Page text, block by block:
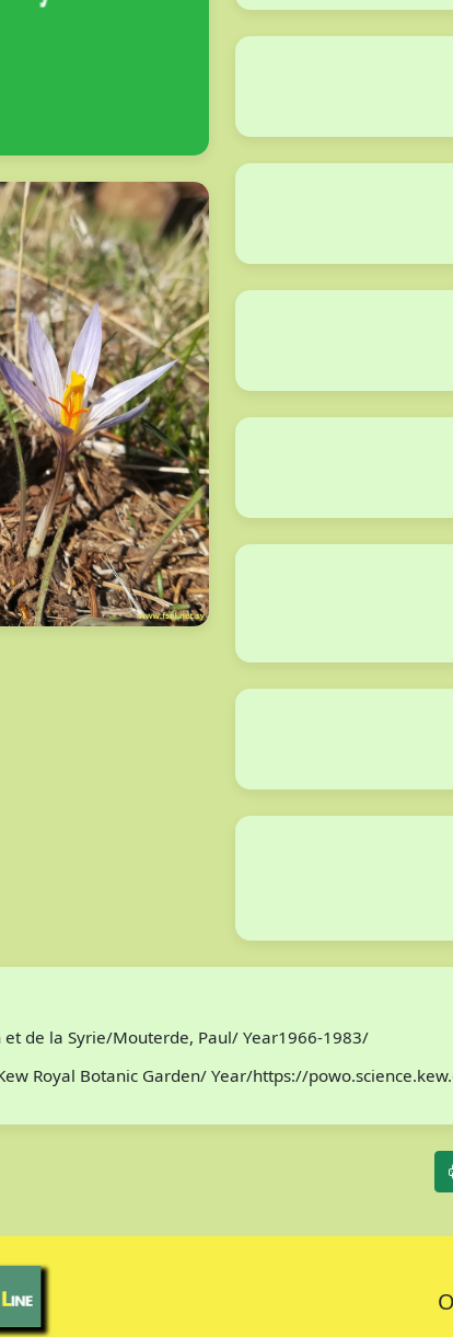
de la Syrie/Mouterde, Paul/ Year1966-1983/
Royal Botanic Garden/ Year/https://